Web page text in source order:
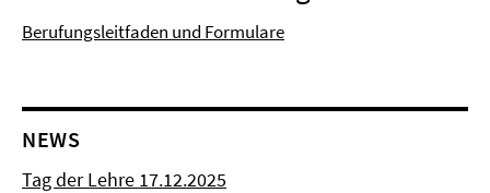
Berufungsleitfaden und Formulare
NEWS
Tag der Lehre 17.12.2025